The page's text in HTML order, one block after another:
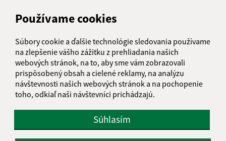
Používame cookies
Súbory cookie a ďalšie technológie sledovania používame
na zlepšenie vášho zážitku z prehliadania našich
webových stránok, na to, aby sme vám zobrazovali
prispôsobený obsah a cielené reklamy, na analýzu
návštevnosti našich webových stránok a na pochopenie
toho, odkiaľ naši návštevníci prichádzajú.
Súhlasím